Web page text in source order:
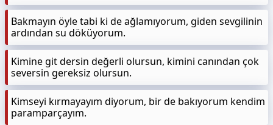
Bakmayın öyle tabi ki de ağlamıyorum, giden sevgilinin
ardından su döküyorum.
Kimine git dersin değerli olursun, kimini canından çok
seversin gereksiz olursun.
Kimseyi kırmayayım diyorum, bir de bakıyorum kendim
paramparçayım.